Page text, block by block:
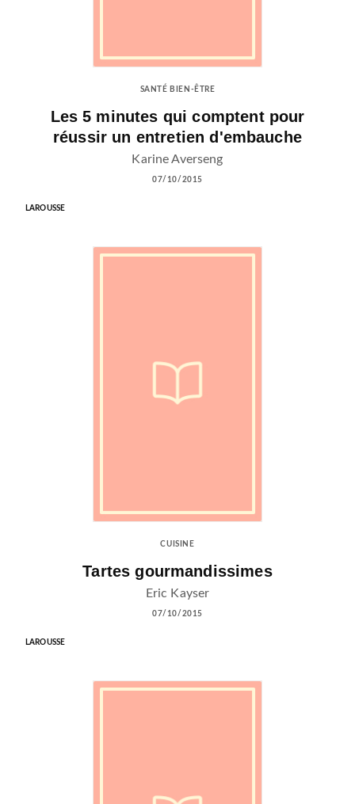
SANTÉ BIEN-ÊTRE
Les 5 minutes qui comptent pour
réussir un entretien d'embauche
Karine Averseng
07/10/2015
LAROUSSE
CUISINE
Tartes gourmandissimes
Eric Kayser
07/10/2015
LAROUSSE